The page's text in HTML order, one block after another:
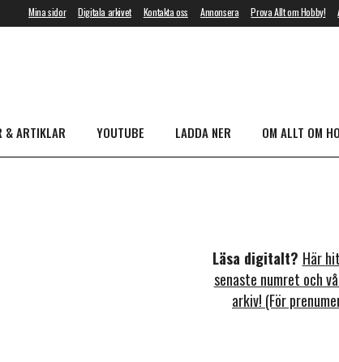
Mina sidor Digitala arkivet Kontakta oss Annonsera Prova Allt om Hobby!
& ARTIKLAR YOUTUBE LADDA NER OM ALLT OM
Läsa digitalt? Här
senaste numret och
arkiv! (För